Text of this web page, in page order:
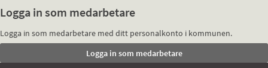
Logga in som medarbetare
Logga in som medarbetare med ditt personalkonto i kommunen.